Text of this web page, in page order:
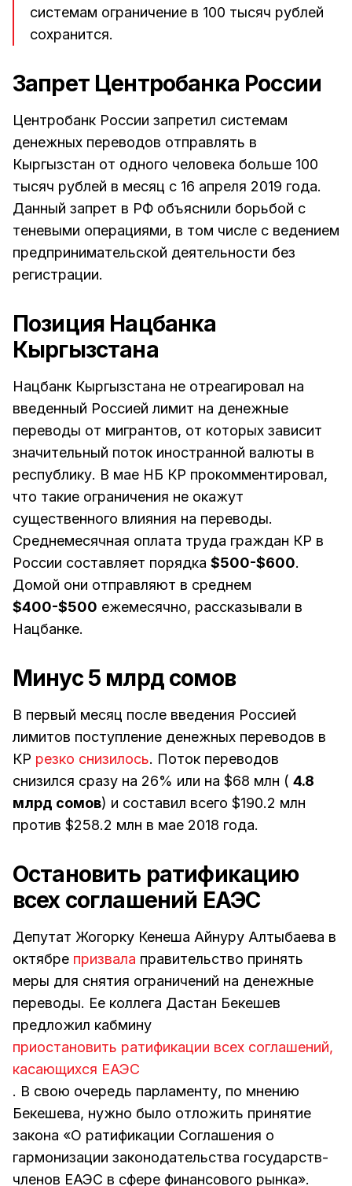
системам ограничение в 100 тысяч рублей
сохранится.
Запрет Центробанка России
Центробанк России запретил системам
денежных переводов отправлять в
Кыргызстан от одного человека больше 100
тысяч рублей в месяц с 16 апреля 2019 года.
Данный запрет в РФ объяснили борьбой с
теневыми операциями, в том числе с ведением
предпринимательской деятельности без
регистрации.
Позиция Нацбанка
Кыргызстана
Нацбанк Кыргызстана не отреагировал на
введенный Россией лимит на денежные
переводы от мигрантов, от которых зависит
значительный поток иностранной валюты в
республику. В мае НБ КР прокомментировал,
что такие ограничения не окажут
существенного влияния на переводы.
Среднемесячная оплата труда граждан КР в
России составляет порядка $500-$600.
Домой они отправляют в среднем
$400-$500 ежемесячно, рассказывали в
Нацбанке.
Минус 5 млрд сомов
В первый месяц после введения Россией
лимитов поступление денежных переводов в
КР резко снизилось. Поток переводов
снизился сразу на 26% или на $68 млн ( 4.8
млрд сомов) и составил всего $190.2 млн
против $258.2 млн в мае 2018 года.
Остановить ратификацию
всех соглашений ЕАЭС
Депутат Жогорку Кенеша Айнуру Алтыбаева в
октябре призвала правительство принять
меры для снятия ограничений на денежные
переводы. Ее коллега Дастан Бекешев
предложил кабмину
приостановить ратификации всех соглашений,
касающихся ЕАЭС
. В свою очередь парламенту, по мнению
Бекешева, нужно было отложить принятие
закона «О ратификации Соглашения о
гармонизации законодательства государств-
членов ЕАЭС в сфере финансового рынка».